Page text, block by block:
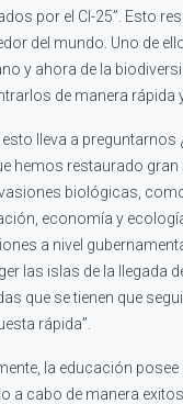
por el CI-25”. Esto
del mundo. Uno de
y ahora de la
de manera rápida
lleva a preguntarnos
hemos restaurado gran
biológicas,
economía y
a nivel
las islas de la llegada
que se tienen que
rápida”.
la educación
a cabo de manera